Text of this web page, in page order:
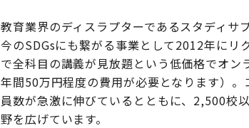
教育業界のディスラプターであるスタディサ
今のSDGsにも繋がる事業として2012年に
で全科目の講義が見放題という低価格でオン
年間50万円程度の費用が必要となります）
員数が急激に伸びているとともに、2,500校
野を広げています。